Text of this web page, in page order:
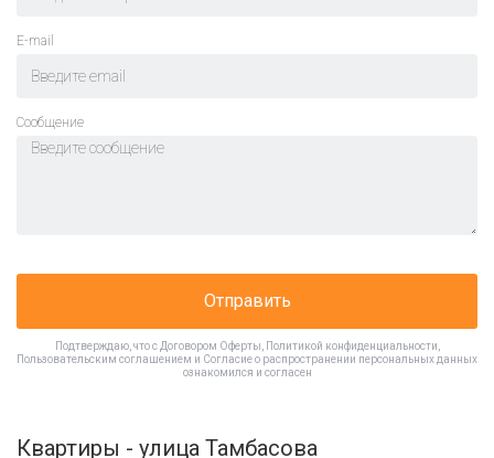
E-mail
Cообщение
Отправить
Подтверждаю, что с Договором Оферты Политикой конфиденциальности
Пользовательским соглашением и Согласие о распространении персональных данных
ознакомился и согласен
Квартиры - улица Тамбасова